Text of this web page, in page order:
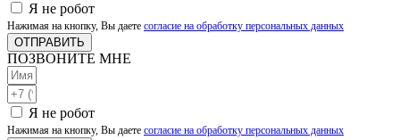
Я не робот
Нажимая на кнопку, Вы даете согласие на обработку персональных данных
ОТПРАВИТЬ
ПОЗВОНИТЕ МНЕ
Я не робот
Нажимая на кнопку, Вы даете согласие на обработку персональных данных